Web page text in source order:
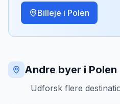
Billeje i Polen
Andre byer i Polen
Udforsk flere